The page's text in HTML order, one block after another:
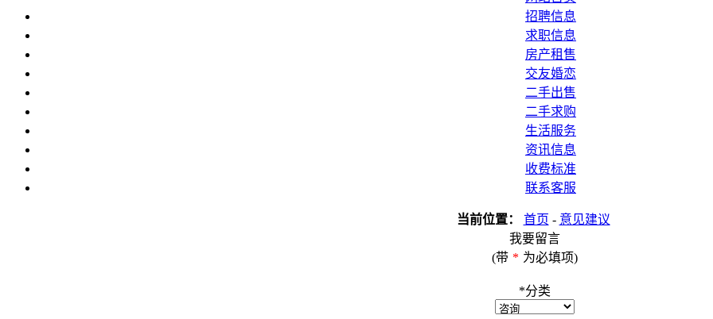
招聘信息
求职信息
房产租售
交友婚恋
二手出售
二手求购
生活服务
资讯信息
收费标准
联系客服
当前位置： 首页 - 意见建议
我要留言
(带 * 为必填项)
*分类